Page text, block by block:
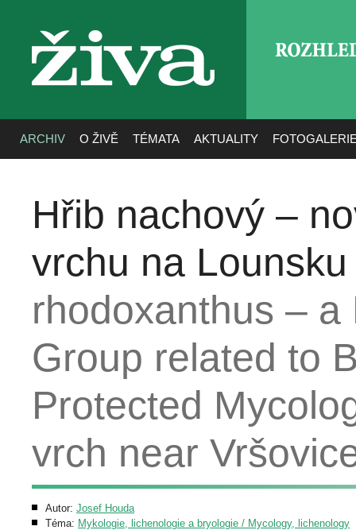
živa
ARCHIV O ŽIVĚ TÉMATA AKTUALITY
Hřib nachový –
vrchu na
rhodoxanthus –
Group related to
Protected
vrch near
Autor: Josef Houda
Téma: Mykologie, lichenologie a bryologie / Mycology, lichenology